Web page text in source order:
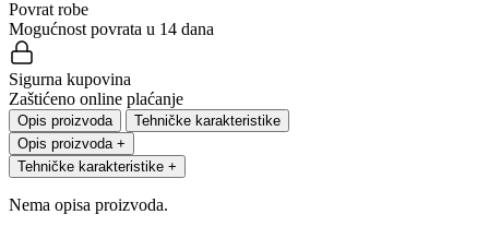
Povrat robe
Mogućnost povrata u 14 dana
Sigurna kupovina
Zaštićeno online plaćanje
Opis proizvoda
Tehničke karakteristike
Opis proizvoda +
Tehničke karakteristike +
Nema opisa proizvoda.